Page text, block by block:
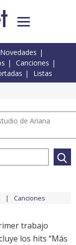
Novedades
Canciones
Listas
de Ariana
Canciones
trabajo
los hits “Más